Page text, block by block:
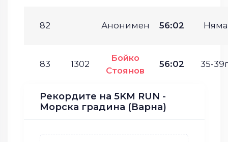
82 Анонимен 56:02 Няма
83 1302
Бойко
Стоянов
56:02 35-
Рекордите на 5KM RUN -
Морска градина (Варна)